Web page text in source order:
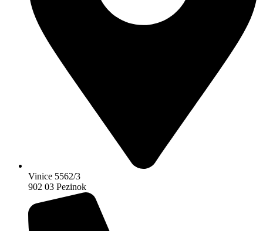
Vinice 5562/3
902 03 Pezinok